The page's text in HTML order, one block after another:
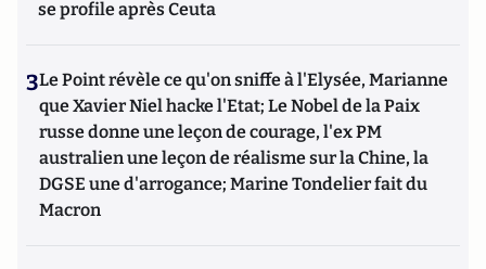
se profile après Ceuta
3Le Point révèle ce qu'on sniffe à l'Elysée, Marianne
que Xavier Niel hacke l'Etat; Le Nobel de la Paix
russe donne une leçon de courage, l'ex PM
australien une leçon de réalisme sur la Chine, la
DGSE une d'arrogance; Marine Tondelier fait du
Macron